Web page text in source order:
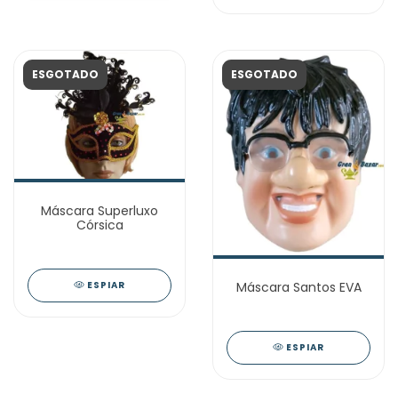
ESGOTADO
Máscara Superluxo
Córsica
ESPIAR
ESGOTADO
Máscara Santos EVA
ESPIAR